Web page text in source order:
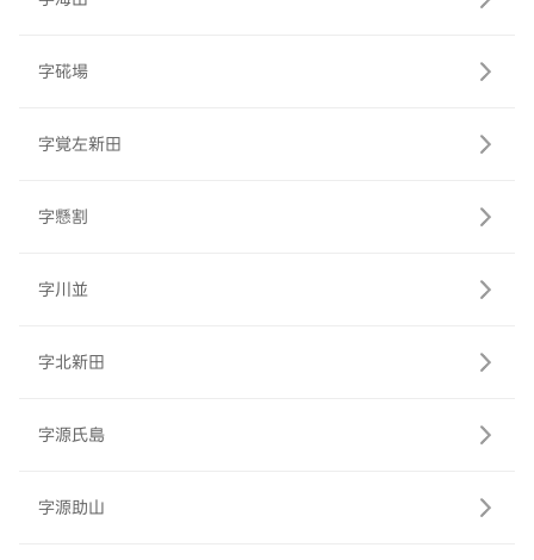
字硴場
字覚左新田
字懸割
字川並
字北新田
字源氏島
字源助山